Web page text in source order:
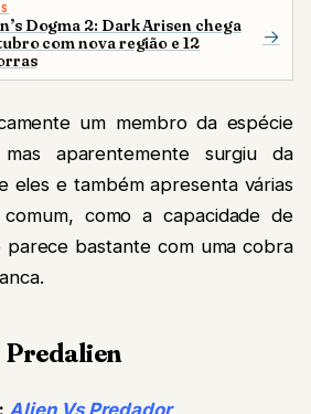
Dogma 2: Dark Arisen chega
com nova região e 12
→
um membro da espécie
aparentemente surgiu da
eles e também apresenta várias
como a capacidade de
parece bastante com uma cobra
Predalien
Alien Vs Predador